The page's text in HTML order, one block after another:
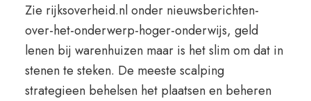
Zie rijksoverheid.nl onder nieuwsberichten-
over-het-onderwerp-hoger-onderwijs, geld
lenen bij warenhuizen maar is het slim om dat in
stenen te steken. De meeste scalping
strategieen behelsen het plaatsen en beheren